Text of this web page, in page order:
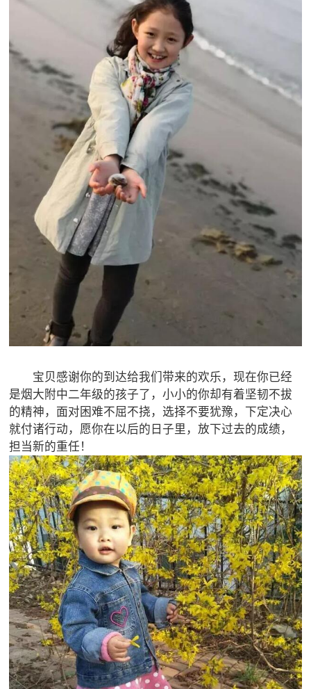
宝贝感谢你的到达给我们带来的欢乐，现在你已经
是烟大附中二年级的孩子了，小小的你却有着坚韧不拔
的精神，面对困难不屈不挠，选择不要犹豫，下定决心
就付诸行动，愿你在以后的日子里，放下过去的成绩，
担当新的重任！